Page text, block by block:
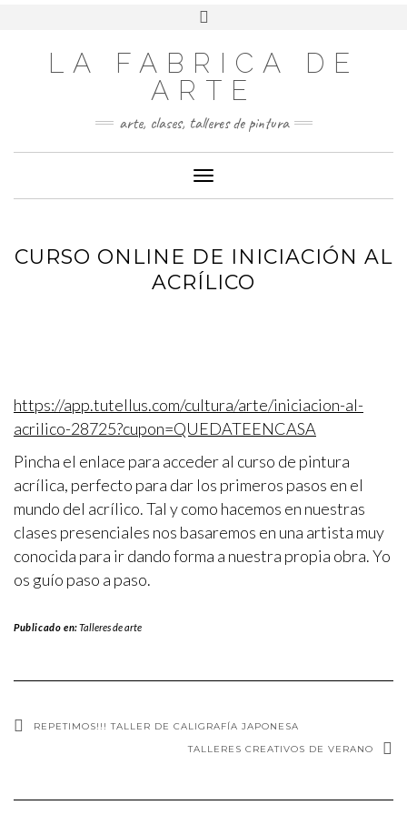
LA FABRICA DE
ARTE
arte, clases, talleres de pintura
Cambiar modo de navegación
CURSO ONLINE DE INICIACIÓN AL
ACRÍLICO
https://app.tutellus.com/cultura/arte/iniciacion-al-
acrilico-28725?cupon=QUEDATEENCASA
Pincha el enlace para acceder al curso de pintura
acrílica, perfecto para dar los primeros pasos en el
mundo del acrílico. Tal y como hacemos en nuestras
clases presenciales nos basaremos en una artista muy
conocida para ir dando forma a nuestra propia obra. Yo
os guío paso a paso.
Publicado en:Talleres de arte
REPETIMOS!!! TALLER DE CALIGRAFÍA JAPONESA
TALLERES CREATIVOS DE VERANO